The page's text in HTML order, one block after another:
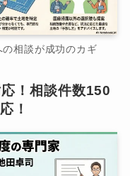
相談が成功のカギ
！相談件数150
！